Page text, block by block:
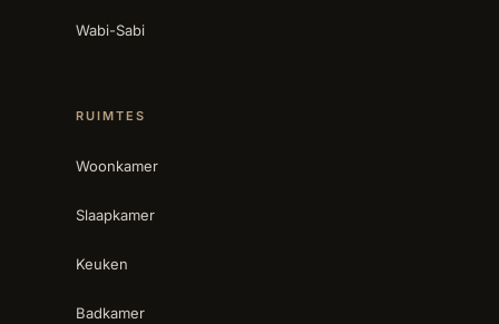
Wabi-Sabi
RUIMTES
Woonkamer
Slaapkamer
Keuken
Badkamer